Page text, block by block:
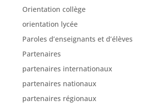
Orientation collège
orientation lycée
Paroles d’enseignants et d’élèves
Partenaires
partenaires internationaux
partenaires nationaux
partenaires régionaux